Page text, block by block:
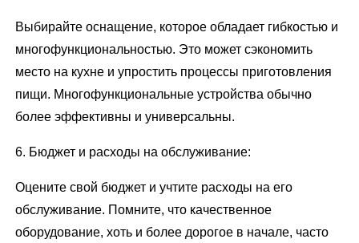
Выбирайте оснащение, которое обладает гибкостью и
многофункциональностью. Это может сэкономить
место на кухне и упростить процессы приготовления
пищи. Многофункциональные устройства обычно
более эффективны и универсальны.
6. Бюджет и расходы на обслуживание:
Оцените свой бюджет и учтите расходы на его
обслуживание. Помните, что качественное
оборудование, хоть и более дорогое в начале, часто